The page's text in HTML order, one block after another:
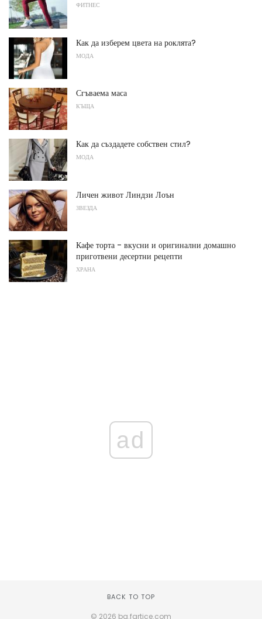
ФИТНЕС
Как да изберем цвета на роклята?
МОДА
Сгъваема маса
КЪЩА
Как да създадете собствен стил?
МОДА
Личен живот Линдзи Лоън
ЗВЕЗДА
Кафе торта - вкусни и оригинални домашно
приготвени десертни рецепти
ХРАНА
ad
BACK TO TOP
© 2026 bg.fartice.com